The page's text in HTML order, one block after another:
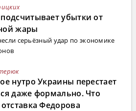
убытки от
жары
серьёзный удар по экономике
нутро Украины перестает
даже формально. Что
Федорова